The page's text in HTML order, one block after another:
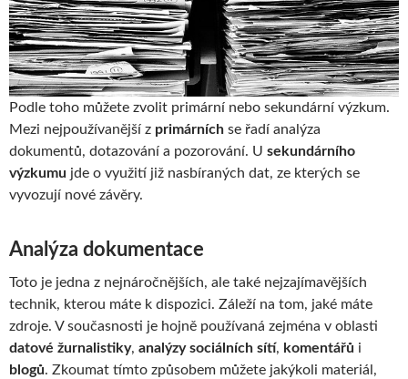
Podle toho můžete zvolit primární nebo sekundární výzkum.
Mezi nejpoužívanější z primárních se řadí analýza
dokumentů, dotazování a pozorování. U sekundárního
výzkumu jde o využití již nasbíraných dat, ze kterých se
vyvozují nové závěry.
Analýza dokumentace
Toto je jedna z nejnáročnějších, ale také nejzajímavějších
technik, kterou máte k dispozici. Záleží na tom, jaké máte
zdroje. V současnosti je hojně používaná zejména v oblasti
datové žurnalistiky, analýzy sociálních sítí, komentářů i
blogů. Zkoumat tímto způsobem můžete jakýkoli materiál,